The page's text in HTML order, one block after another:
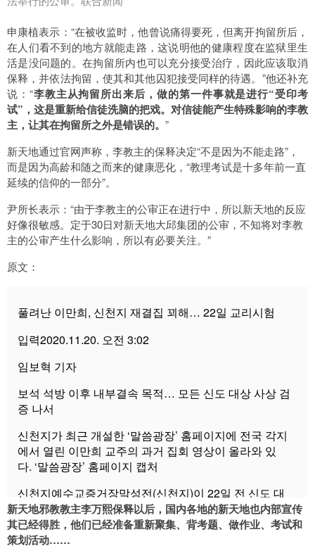
申康植表示：“在被收监时，他曾说痛得要死，但离开拘留所后，
在人们看不到的地方就能走路，这说明他的健康程度在监狱里生
活是没问题的。在拘留所内也可以充分接受治疗，因此应该取消
保释，并依法拘留，使其和其他囚犯接受同样的待遇。”他还补充
说：“李教主从拘留所出来后，做的第一件事就是进行“受印考
试”，这是重新给信徒洗脑的把戏。对信徒能产生特殊影响的李教
主，让其在拘留所之外是错误的。 ”
新天地通过官网声称，李教主的保释决定“不是因为不能走路”，
而是因为高龄和随之而来的健康恶化，“教理考试是十多年前一直
延续的信仰的一部分”。
尹所长表示：“由于李教主的公审正在进行中，所以新天地的反应
好像很敏感。定于30日对新天地大邱集团的公审，不知将对李教
主的公审产生什么影响，所以有必要关注。”
原文：
풀려난 이만희, 신천지 재결집 꾀해… 22일 교리시험
입력2020.11.20. 오전 3:02
임보혁 기자
보석 석방 이후 내부결속 목적… 모든 신도 대상 사상 검
증 나서
신천지가 최근 개설한 ‘말씀광장’ 홈페이지에 전국 각지
에서 열린 이만희 교주의 과거 집회 영상이 올라와 있
다. ‘말씀광장’ 홈페이지 캡처
신천지예수교증거장막성전(신천지)이 22일 전 신도 대
상 교리 시험을 치르는 등 이만희 교주 보석 석방 이후 내
부 결속과 포교 강화에 나선 것으로 알려졌다. 반사회
적 사이비 집단에 내부 정비 시간을 벌어주는 데다 이 교
新天地邪教教主李万熙保释以后，国内各地的新天地也内部宣传
其已经得胜，他们已经准备重新聚集、背考题、做作业、考试和
策划活动……